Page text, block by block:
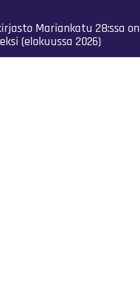
Mariankatu 28:ssa on
(elokuussa 2026)